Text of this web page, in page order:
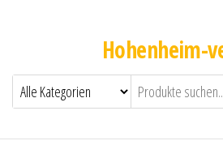
Hohenheim-